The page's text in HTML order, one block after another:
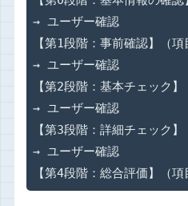
→ ユーザー確認
【第1段階：事前確認】（項
→ ユーザー確認
【第2段階：基本チェック】
→ ユーザー確認
【第3段階：詳細チェック
→ ユーザー確認
【第4段階：総合評価】（項